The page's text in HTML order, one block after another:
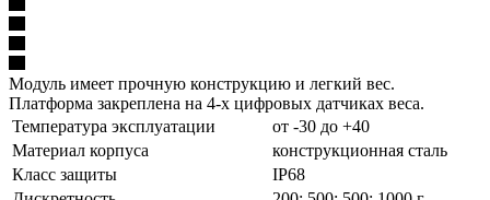
Модуль имеет прочную конструкцию и легкий вес.
Платформа закреплена на 4-х цифровых датчиках веса.
Температура эксплуатации
от -30 до +40
Материал корпуса
конструкционная сталь
Класс защиты
IP68